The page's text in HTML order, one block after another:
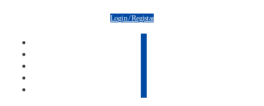
Login / Registar